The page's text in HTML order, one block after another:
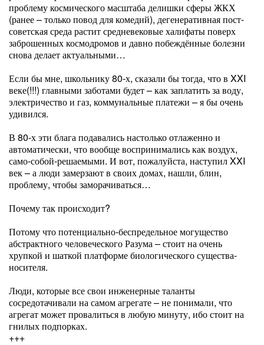
проблему космического масштаба делишки сферы ЖКХ
(ранее – только повод для комедий), дегенеративная пост-
советская среда растит средневековые халифаты поверх
заброшенных космодромов и давно побеждённые болезни
снова делает актуальными…
Если бы мне, школьнику 80-х, сказали бы тогда, что в XXI
веке(!!!) главными заботами будет – как заплатить за воду,
электричество и газ, коммунальные платежи – я бы очень
удивился.
В 80-х эти блага подавались настолько отлаженно и
автоматически, что вообще воспринимались как воздух,
само-собой-решаемыми. И вот, пожалуйста, наступил XXI
век – а люди замерзают в своих домах, нашли, блин,
проблему, чтобы заморачиваться…
Почему так происходит?
Потому что потенциально-беспредельное могущество
абстрактного человеческого Разума – стоит на очень
хрупкой и шаткой платформе биологического существа-
носителя.
Люди, которые все свои инженерные таланты
сосредотачивали на самом агрегате – не понимали, что
агрегат может провалиться в любую минуту, ибо стоит на
гнилых подпорках.
+++